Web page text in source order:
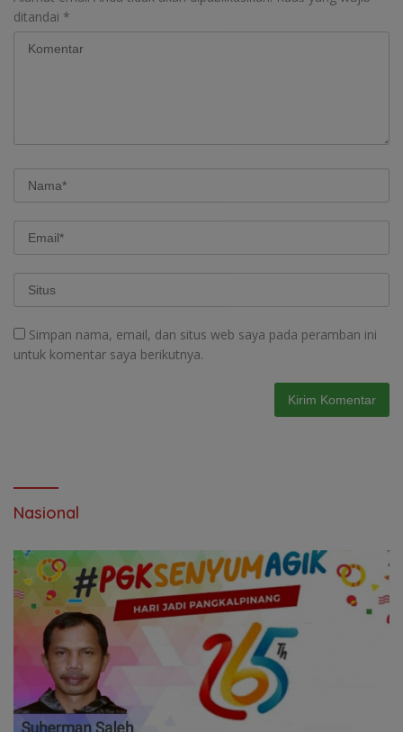
ditandai *
Simpan nama, email, dan situs web saya pada peramban ini
untuk komentar saya berikutnya.
Nasional